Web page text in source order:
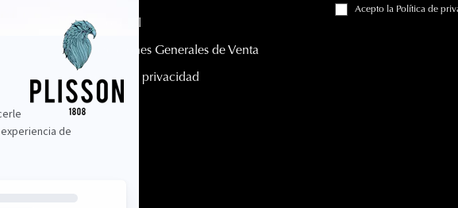
Aviso legal
Condiciones Generales de Venta
Política de privacidad
Acepto la Política de